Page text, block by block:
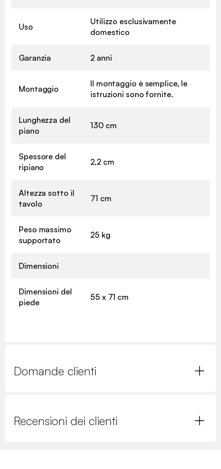
Uso
Utilizzo esclusivamente
domestico
Garanzia 2 anni
Montaggio
Il montaggio è semplice, le
istruzioni sono fornite.
Lunghezza del
piano
130 cm
Spessore del
ripiano
2,2 cm
Altezza sotto il
tavolo
71 cm
Peso massimo
supportato
25 kg
Dimensioni
Dimensioni del
piede
55 x 71 cm
Domande clienti
Recensioni dei clienti